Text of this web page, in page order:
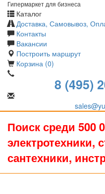
Гипермаркет для бизнеса
Каталог
Доставка, Самовывоз,
Контакты
Вакансии
Построить маршрут
Корзина (0)
8 (495)
Поиск среди 500
электротехники,
сантехники,